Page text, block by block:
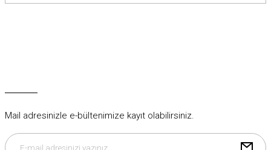
Mail adresinizle e-bültenimize kayıt olabilirsiniz.